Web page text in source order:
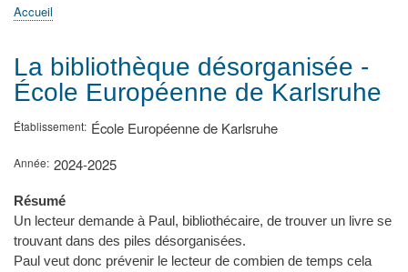
Accueil
ActualitésMATh.en.JEANS ?
Régions et Ateliers
Créer, gérer un atelier
Sujets/Publications
Congrès
d'Ariane
Accueil
La bibliothèque désorganisée -
École Européenne de Karlsruhe
Établissement École Européenne de Karlsruhe
Année 2024-2025
Résumé
Un lecteur demande à Paul, bibliothécaire, de trouver un livre se
trouvant dans des piles désorganisées.
Paul veut donc prévenir le lecteur de combien de temps cela